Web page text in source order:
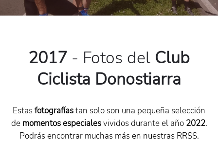
2017 - Fotos del Club
Ciclista Donostiarra
Estasfotografíastan solo son una pequeña selección
de momentos especialesvividos durante el año 2022.
Podrás encontrar muchas más en nuestras RRSS.